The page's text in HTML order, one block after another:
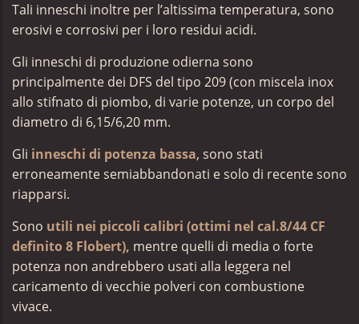
Tali inneschi inoltre per l’altissima temperatura, sono
erosivi e corrosivi per i loro residui acidi.
Gli inneschi di produzione odierna sono
principalmente dei DFS del tipo 209 (con miscela inox
allo stifnato di piombo, di varie potenze, un corpo del
diametro di 6,15/6,20 mm.
Gli inneschi di potenza bassa, sono stati
erroneamente semiabbandonati e solo di recente sono
riapparsi.
Sono utili nei piccoli calibri (ottimi nel cal.8/44 CF
definito 8 Flobert), mentre quelli di media o forte
potenza non andrebbero usati alla leggera nel
caricamento di vecchie polveri con combustione
vivace.